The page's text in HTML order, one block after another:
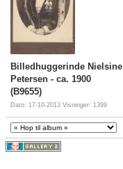
Billedhuggerinde Nielsine
Petersen - ca. 1900
(B9655)
Dato: 17-10-2013 Visninger: 1399